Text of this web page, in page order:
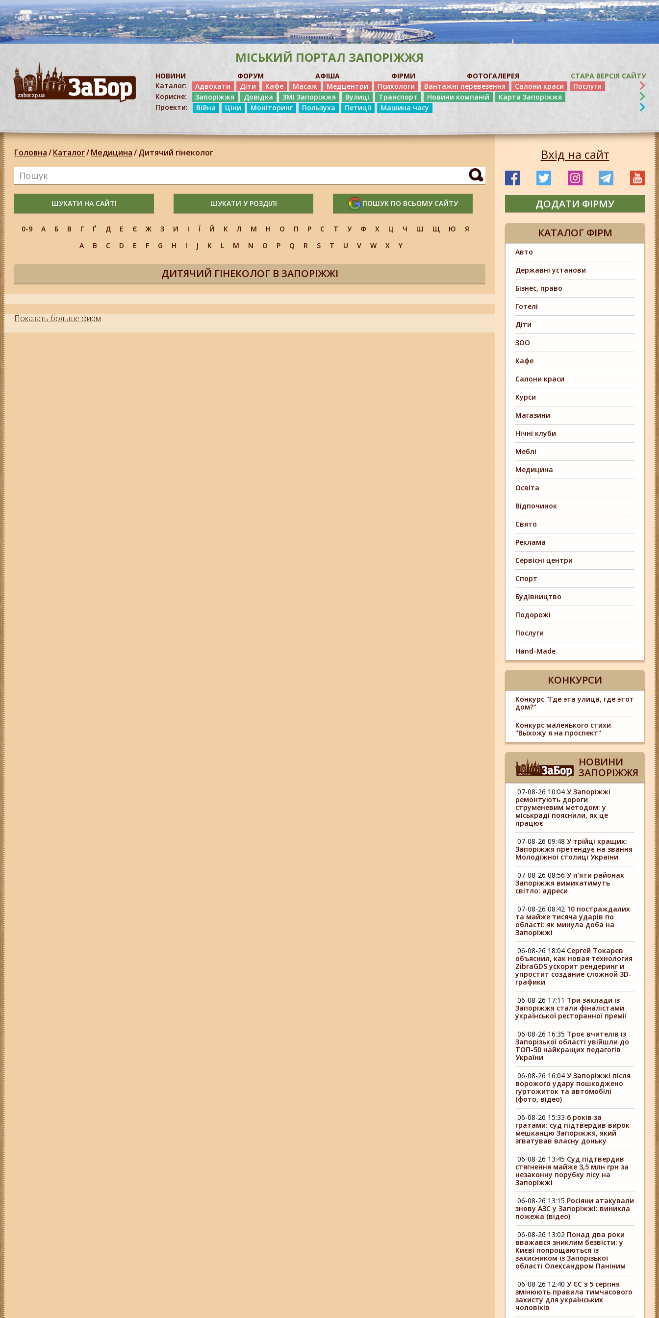
МІСЬКИЙ ПОРТАЛ ЗАПОРІЖЖЯ
НОВИНИ ФОРУМ АФІША ФІРМИ ФОТОГАЛЕРЕЯ
СТАРА ВЕРСІЯ САЙТУ
Каталог:
Адвокати Діти Кафе Масаж Медцентри Психологи Вантажні перевезення Салони краси
Послуги
Корисне:
Запоріжжя Довідка ЗМІ Запоріжжя Вулиці Транспорт Новини компаній
Карта Запоріжжя
Проекти:
Війна Ціни Моніторинг Пользуха Петиції Машина часу
Головна/Каталог/Медицина/Дитячий гінеколог
ШУКАТИ НА САЙТІ ШУКАТИ У РОЗДІЛІ ПОШУК ПО ВСЬОМУ САЙТУ
0-9 А Б В Г Ґ Д Е Є Ж З И І Ї Й К Л М Н О П Р С Т У Ф Х Ц Ч Ш Щ Ю
Я
A
B C D E F G H I J K L M N O P Q R S T U V W X Y
ДИТЯЧИЙ ГІНЕКОЛОГ В ЗАПОРІЖЖІ
Показать больше фирм
Вхід на сайт
ДОДАТИ ФІРМУ
КАТАЛОГ ФІРМ
Авто
Державні установи
Бізнес, право
Готелі
Діти
ЗОО
Кафе
Салони краси
Курси
Магазини
Нічні клуби
Меблі
Медицина
Освіта
Відпочинок
Свято
Реклама
Сервісні центри
Спорт
Будівництво
Подорожі
Послуги
Hand-Made
КОНКУРСИ
Конкурс "Где эта улица, где этот
дом?"
Конкурс маленького стихи
"Выхожу я на проспект"
НОВИНИ
ЗАПОРІЖЖЯ
07-08-26 10:04 У Запоріжжі
ремонтують дороги
струменевим методом: у
міськраді пояснили, як це
працює
07-08-26 09:48 У трійці кращих:
Запоріжжя претендує на звання
Молодіжної столиці України
07-08-26 08:56 У п’яти районах
Запоріжжя вимикатимуть
світло: адреси
07-08-26 08:42 10 постраждалих
та майже тисяча ударів по
області: як минула доба на
Запоріжжі
06-08-26 18:04 Сергей Токарев
объяснил, как новая технология
ZibraGDS ускорит рендеринг и
упростит создание сложной 3D-
графики
06-08-26 17:11 Три заклади із
Запоріжжя стали фіналістами
української ресторанної премії
06-08-26 16:35 Троє вчителів із
Запорізької області увійшли до
ТОП-50 найкращих педагогів
України
06-08-26 16:04 У Запоріжжі після
ворожого удару пошкоджено
гуртожиток та автомобілі
(фото, відео)
06-08-26 15:33 6 років за
гратами: суд підтвердив вирок
мешканцю Запоріжжя, який
згватував власну доньку
06-08-26 13:45 Суд підтвердив
стягнення майже 3,5 млн грн за
незаконну порубку лісу на
Запоріжжі
06-08-26 13:15 Росіяни атакували
знову АЗС у Запоріжжі: виникла
пожежа (відео)
06-08-26 13:02 Понад два роки
вважався зниклим безвісти: у
Києві попрощаються із
захисником із Запорізької
області Олександром Паніним
06-08-26 12:40 У ЄС з 5 серпня
змінюють правила тимчасового
захисту для українських
чоловіків